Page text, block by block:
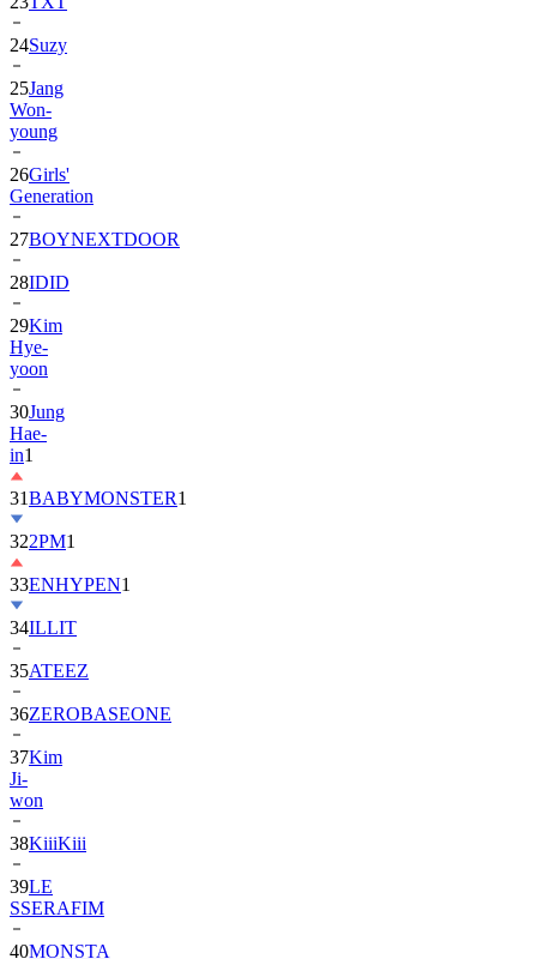
25Jang
Won-
young
26Girls'
Generation
27BOYNEXTDOOR
28IDID
29Kim
Hye-
yoon
30Jung
Hae-
in1
31BABYMONSTER
322PM1
33ENHYPEN
34ILLIT
35ATEEZ
36ZEROBASEONE
37Kim
Ji-
won
38KiiiKiii
39LE
SSERAFIM
40MONSTA
X